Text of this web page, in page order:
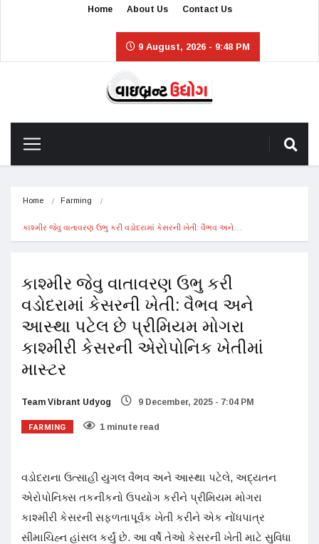
Home About Us Contact Us
9 August, 2026 - 9:48 PM
Home Farming
કાશ્મીર જેવુ વાતાવરણ ઉભુ કરી વડોદરામાં કેસરની ખેતી: વૈભવ અને…
કાશ્મીર જેવુ વાતાવરણ ઉભુ કરી
વડોદરામાં કેસરની ખેતી: વૈભવ અને
આસ્થા પટેલ છે પ્રીમિયમ મોગરા
કાશ્મીરી કેસરની એરોપોનિક ખેતીમાં
માસ્ટર
Team Vibrant Udyog 9 December, 2025 - 7:04 PM
FARMING 1 minute read
વડોદરાના ઉત્સાહી યુગલ વૈભવ અને આસ્થા પટેલે, અદ્યતન
એરોપોનિક્સ તકનીકનો ઉપયોગ કરીને પ્રીમિયમ મોગરા
કાશ્મીરી કેસરની સફળતાપૂર્વક ખેતી કરીને એક નોંધપાત્ર
સીમાચિહ્ન હાંસલ કર્યું છે. આ વર્ષે તેઓ કેસરની ખેતી માટે સુવિધા